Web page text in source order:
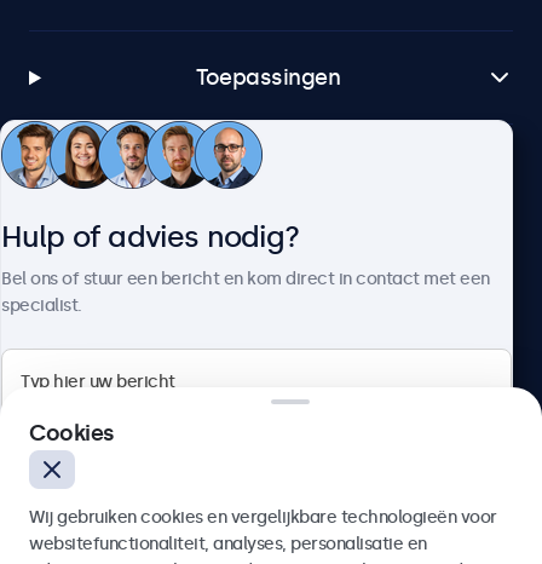
Toepassingen
Klantenservice
4.8/5 door 5000+ bedrijven
Hulp of advies nodig?
Bel ons of stuur een bericht en kom direct in contact met een
specialist.
Cookies
Wij gebruiken cookies en vergelijkbare technologieën voor
websitefunctionaliteit, analyses, personalisatie en